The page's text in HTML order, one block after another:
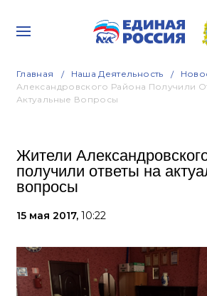
Главная Наша Деятельность
Александровского Района Получили
Актуальные Вопросы
Жители
получили ответы на
вопросы
15 мая 2017, 10:22